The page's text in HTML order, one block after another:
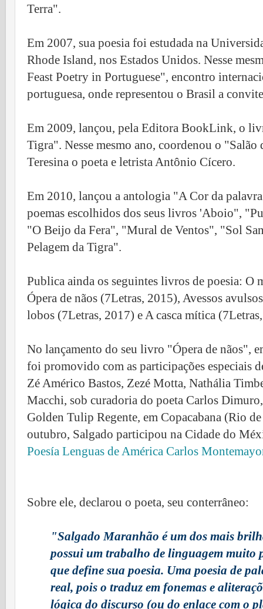
Terra".
Em 2007, sua poesia foi estudada na
Rhode Island, nos Estados Unidos. Nesse
Feast Poetry in Portuguese", encontro
portuguesa, onde representou o Brasil a
Em 2009, lançou, pela Editora BookLink, o
Tigra". Nesse mesmo ano, coordenou o
Teresina o poeta e letrista Antônio Cícero.
Em 2010, lançou a antologia "A Cor da
poemas escolhidos dos seus livros 'Aboio",
"O Beijo da Fera", "Mural de Ventos", "Sol
Pelagem da Tigra".
Publica ainda os seguintes livros de poesia: O
Ópera de nãos (7Letras, 2015), Avessos
lobos (7Letras, 2017) e A casca mítica
No lançamento do seu livro "Ópera de nãos",
foi promovido com as participações especiais
Zé Américo Bastos, Zezé Motta, Nathália
Macchi, sob curadoria do poeta Carlos
Golden Tulip Regente, em Copacabana (Rio
outubro, Salgado participou na Cidade do
Poesía Lenguas de América Carlos
Sobre ele, declarou o poeta, seu conterrâneo:
"Salgado Maranhão é um dos mais
possui um trabalho de linguagem muito
que define sua poesia. Uma poesia de
real, pois o traduz em fonemas e
lógica do discurso (ou do enlace com o